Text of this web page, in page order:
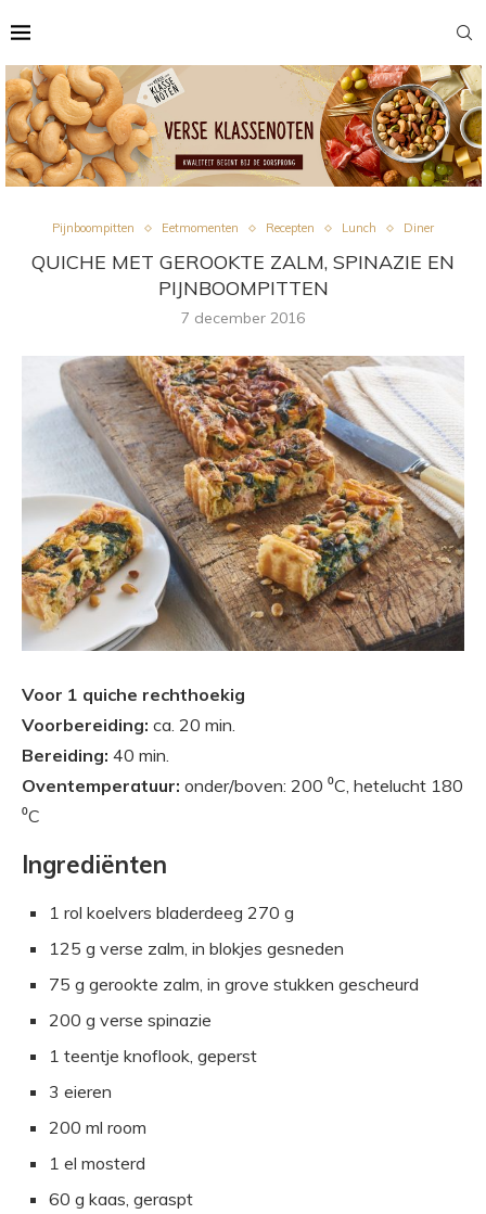
Pijnboompitten Eetmomenten Recepten Lunch Diner
QUICHE MET GEROOKTE ZALM, SPINAZIE EN
PIJNBOOMPITTEN
7 december 2016
Voor 1 quiche rechthoekig
Voorbereiding: ca. 20 min.
Bereiding: 40 min.
Oventemperatuur: onder/boven: 200 ⁰C, hetelucht 180
⁰C
Ingrediënten
1 rol koelvers bladerdeeg 270 g
125 g verse zalm, in blokjes gesneden
75 g gerookte zalm, in grove stukken gescheurd
200 g verse spinazie
1 teentje knoflook, geperst
3 eieren
200 ml room
1 el mosterd
60 g kaas, geraspt